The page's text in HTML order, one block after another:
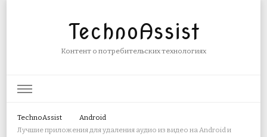
TechnoAssist
Контент о потребительских технологиях
TechnoAssist
Android
Лучшие приложения для удаления аудио из видео на Android и